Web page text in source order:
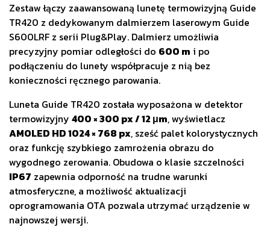
Zestaw łączy zaawansowaną lunetę termowizyjną Guide
TR420 z dedykowanym dalmierzem laserowym Guide
S600LRF z serii Plug&Play. Dalmierz umożliwia
precyzyjny pomiar odległości do 600 m i po
podłączeniu do lunety współpracuje z nią bez
konieczności ręcznego parowania.
Luneta Guide TR420 została wyposażona w detektor
termowizyjny 400 × 300 px / 12 μm, wyświetlacz
AMOLED HD 1024 × 768 px, sześć palet kolorystycznych
oraz funkcję szybkiego zamrożenia obrazu do
wygodnego zerowania. Obudowa o klasie szczelności
IP67 zapewnia odporność na trudne warunki
atmosferyczne, a możliwość aktualizacji
oprogramowania OTA pozwala utrzymać urządzenie w
najnowszej wersji.